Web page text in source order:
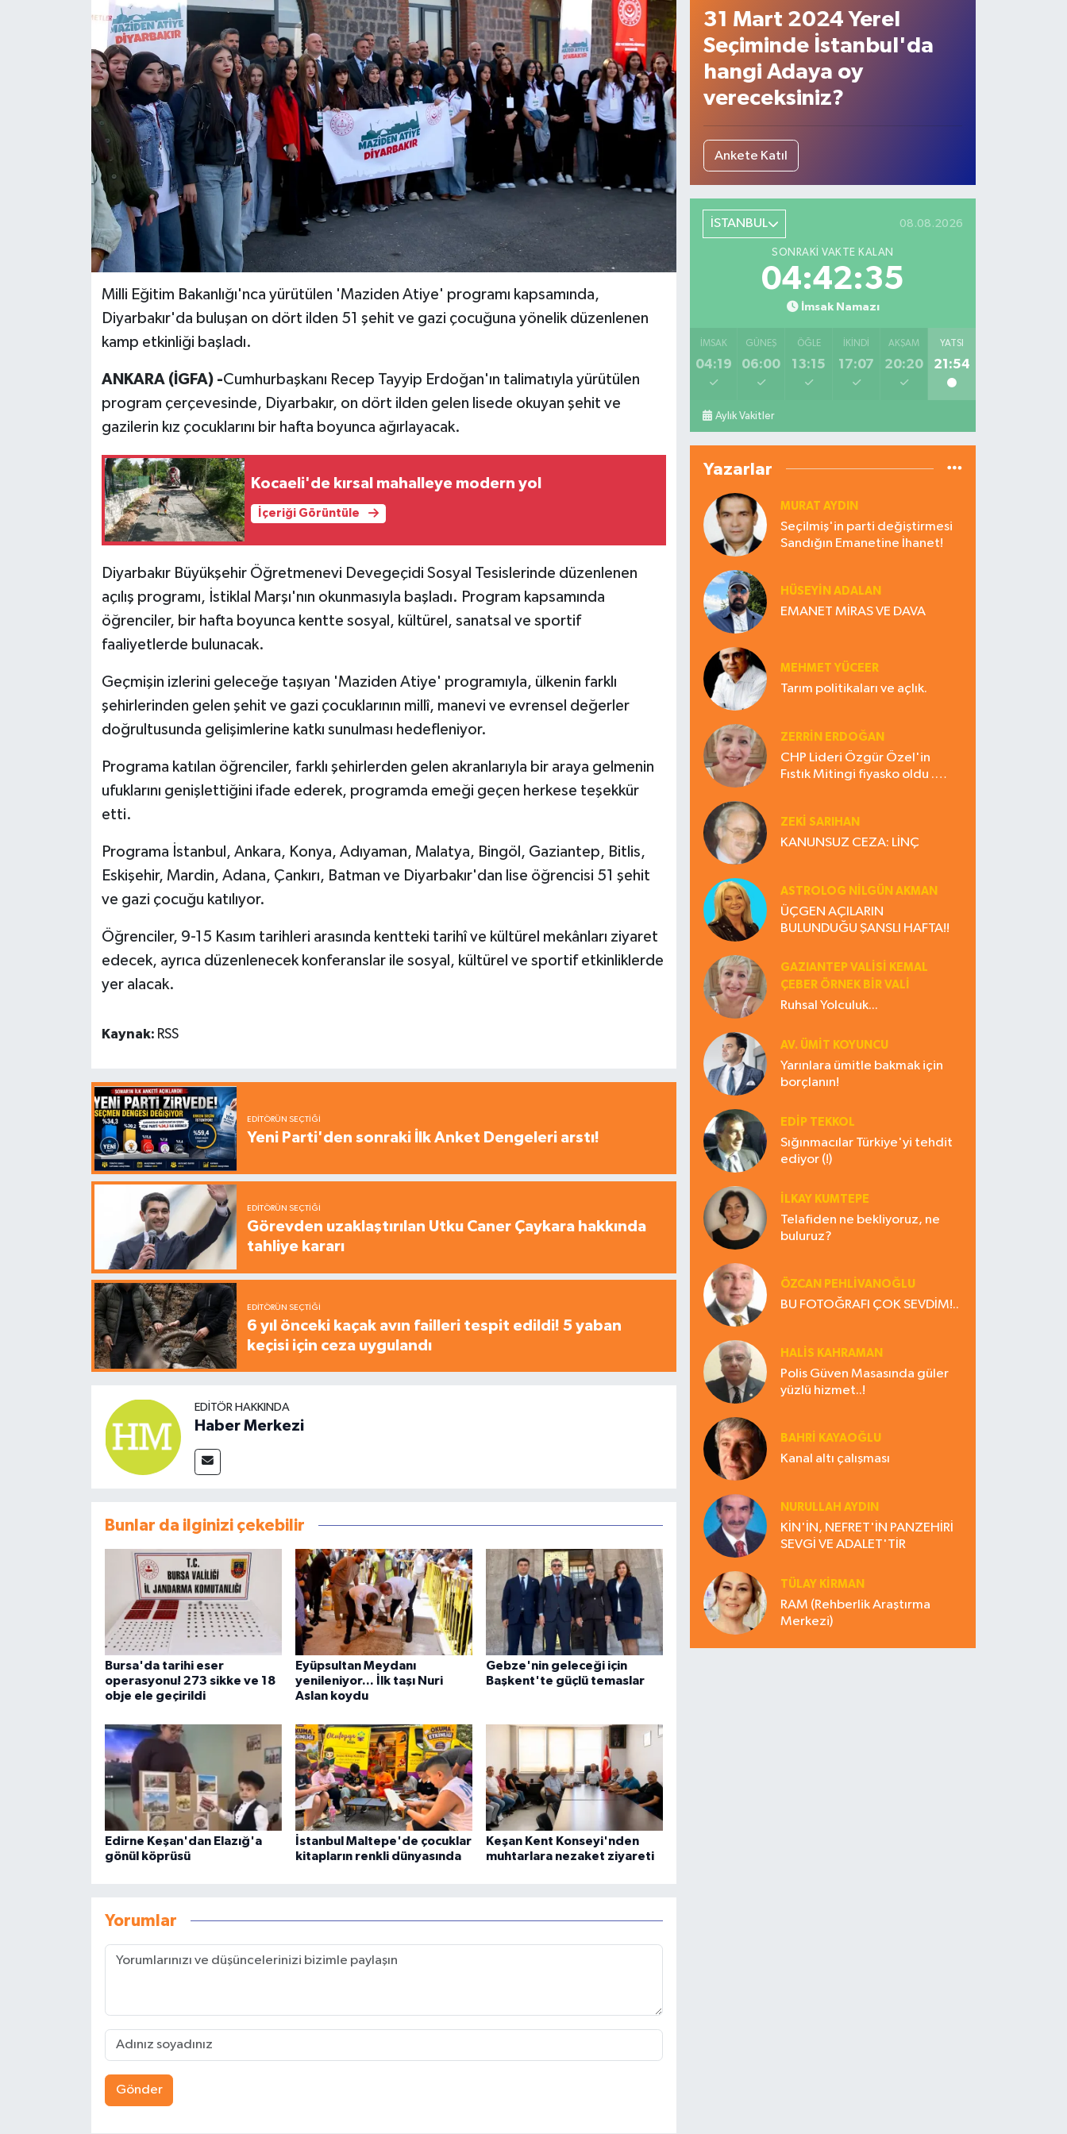
Milli Eğitim Bakanlığı'nca yürütülen 'Maziden Atiye' programı kapsamında,
Diyarbakır'da buluşan on dört ilden 51 şehit ve gazi çocuğuna yönelik düzenlenen
kamp etkinliği başladı.
ANKARA (İGFA) -Cumhurbaşkanı Recep Tayyip Erdoğan'ın talimatıyla yürütülen
program çerçevesinde, Diyarbakır, on dört ilden gelen lisede okuyan şehit ve
gazilerin kız çocuklarını bir hafta boyunca ağırlayacak.
Kocaeli'de kırsal mahalleye modern yol
İçeriği Görüntüle
Diyarbakır Büyükşehir Öğretmenevi Devegeçidi Sosyal Tesislerinde düzenlenen
açılış programı, İstiklal Marşı'nın okunmasıyla başladı. Program kapsamında
öğrenciler, bir hafta boyunca kentte sosyal, kültürel, sanatsal ve sportif
faaliyetlerde bulunacak.
Geçmişin izlerini geleceğe taşıyan 'Maziden Atiye' programıyla, ülkenin farklı
şehirlerinden gelen şehit ve gazi çocuklarının millî, manevi ve evrensel değerler
doğrultusunda gelişimlerine katkı sunulması hedefleniyor.
Programa katılan öğrenciler, farklı şehirlerden gelen akranlarıyla bir araya gelmenin
ufuklarını genişlettiğini ifade ederek, programda emeği geçen herkese teşekkür
etti.
Programa İstanbul, Ankara, Konya, Adıyaman, Malatya, Bingöl, Gaziantep, Bitlis,
Eskişehir, Mardin, Adana, Çankırı, Batman ve Diyarbakır'dan lise öğrencisi 51 şehit
ve gazi çocuğu katılıyor.
Öğrenciler, 9-15 Kasım tarihleri arasında kentteki tarihî ve kültürel mekânları ziyaret
edecek, ayrıca düzenlenecek konferanslar ile sosyal, kültürel ve sportif etkinliklerde
yer alacak.
Kaynak: RSS
EDITÖRÜN SEÇTIĞI
Yeni Parti'den sonraki İlk Anket Dengeleri arstı!
EDITÖRÜN SEÇTIĞI
Görevden uzaklaştırılan Utku Caner Çaykara hakkında
tahliye kararı
EDITÖRÜN SEÇTIĞI
6 yıl önceki kaçak avın failleri tespit edildi! 5 yaban
keçisi için ceza uygulandı
EDITÖR HAKKINDA
Haber Merkezi
Bunlar da ilginizi çekebilir
Bursa'da tarihi eser
operasyonu! 273 sikke ve 18
obje ele geçirildi
Eyüpsultan Meydanı
yenileniyor... İlk taşı Nuri
Aslan koydu
Gebze'nin geleceği için
Başkent'te güçlü temaslar
Edirne Keşan'dan Elazığ'a
gönül köprüsü
İstanbul Maltepe'de çocuklar
kitapların renkli dünyasında
Keşan Kent Konseyi'nden
muhtarlara nezaket ziyareti
Yorumlar
Gönder
31 Mart 2024 Yerel
Seçiminde İstanbul'da
hangi Adaya oy
vereceksiniz?
Ankete Katıl
İSTANBUL 08.08.2026
SONRAKI VAKTE KALAN
04:42:34
İmsak Namazı
İMSAK
04:19
GÜNEŞ
06:00
ÖĞLE
13:15
İKINDI
17:07
AKŞAM
20:20
YATSI
21:54
Aylık Vakitler
Yazarlar
MURAT AYDIN
Seçilmiş'in parti değiştirmesi
Sandığın Emanetine İhanet!
HÜSEYIN ADALAN
EMANET MİRAS VE DAVA
MEHMET YÜCEER
Tarım politikaları ve açlık.
ZERRIN ERDOĞAN
CHP Lideri Özgür Özel'in
Fıstık Mitingi fiyasko oldu .
ZEKI SARIHAN
KANUNSUZ CEZA: LİNÇ
ASTROLOG NILGÜN AKMAN
ÜÇGEN AÇILARIN
BULUNDUĞU ŞANSLI HAFTA!!
GAZIANTEP VALISI KEMAL
ÇEBER ÖRNEK BİR VALİ
Ruhsal Yolculuk...
AV. ÜMIT KOYUNCU
Yarınlara ümitle bakmak için
borçlanın!
EDIP TEKKOL
Sığınmacılar Türkiye'yi tehdit
ediyor (!)
İLKAY KUMTEPE
Telafiden ne bekliyoruz, ne
buluruz?
ÖZCAN PEHLİVANOĞLU
BU FOTOĞRAFI ÇOK SEVDİM!..
HALIS KAHRAMAN
Polis Güven Masasında güler
yüzlü hizmet..!
BAHRI KAYAOĞLU
Kanal altı çalışması
NURULLAH AYDIN
KİN'İN, NEFRET'İN PANZEHİRİ
SEVGİ VE ADALET'TİR
TÜLAY KİRMAN
RAM (Rehberlik Araştırma
Merkezi)